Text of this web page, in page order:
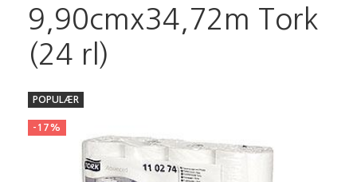
9,90cmx34,72m Tork
(24 rl)
POPULÆR
-17%